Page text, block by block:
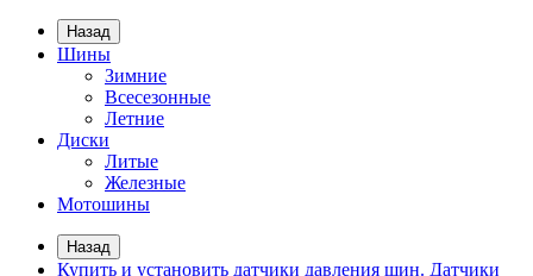
Назад
Шины
Зимние
Всесезонные
Летние
Диски
Литые
Железные
Мотошины
Назад
Купить и установить датчики давления шин. Датчики